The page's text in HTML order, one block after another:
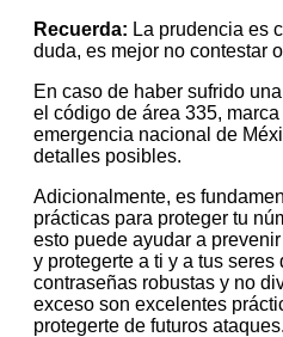
Recuerda: La prudencia es
duda, es mejor no contestar
En caso de haber sufrido
el código de área 335,
emergencia nacional de
detalles posibles.
Adicionalmente, es
prácticas para proteger tu
esto puede ayudar a
y protegerte a ti y a tus
contraseñas robustas y no
exceso son excelentes
protegerte de futuros ataques.